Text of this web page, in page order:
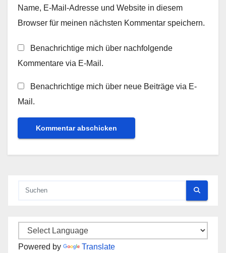
Name, E-Mail-Adresse und Website in diesem
Browser für meinen nächsten Kommentar speichern.
Benachrichtige mich über nachfolgende
Kommentare via E-Mail.
Benachrichtige mich über neue Beiträge via E-
Mail.
Powered by Translate